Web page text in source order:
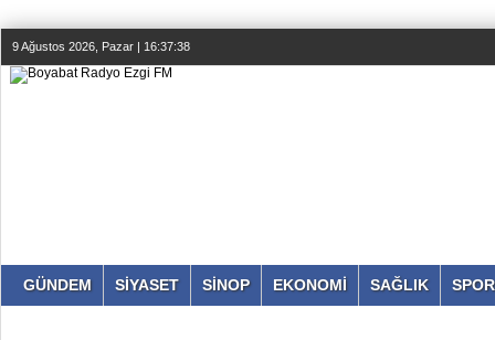
9 Ağustos 2026, Pazar | 16:37:38
GÜNDEM SİYASET SİNOP EKONOMİ SAĞLIK SPOR